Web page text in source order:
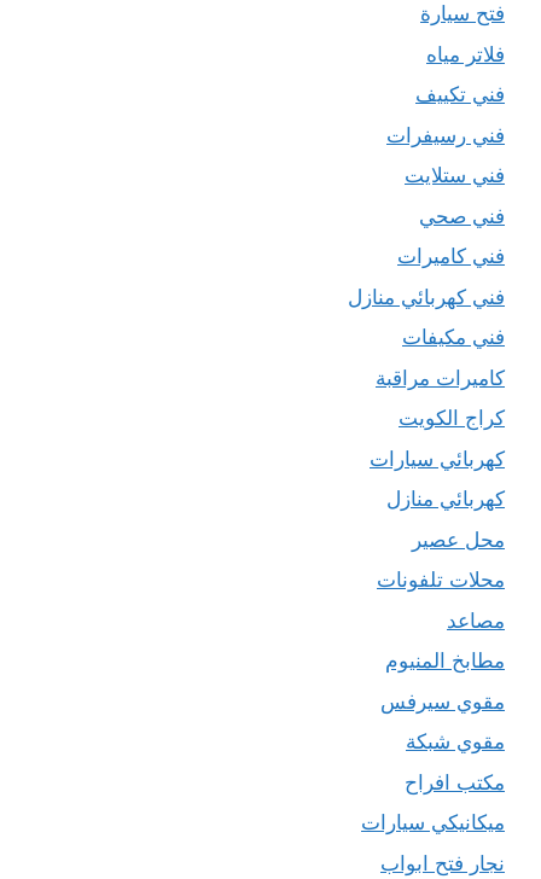
فتح سيارة
فلاتر مياه
فني تكييف
فني رسيفرات
فني ستلايت
فني صحي
فني كاميرات
فني كهربائي منازل
فني مكيفات
كاميرات مراقبة
كراج الكويت
كهربائي سيارات
كهربائي منازل
محل عصير
محلات تلفونات
مصاعد
مطابخ المنيوم
مقوي سيرفس
مقوي شبكة
مكتب افراح
ميكانيكي سيارات
نجار فتح ابواب